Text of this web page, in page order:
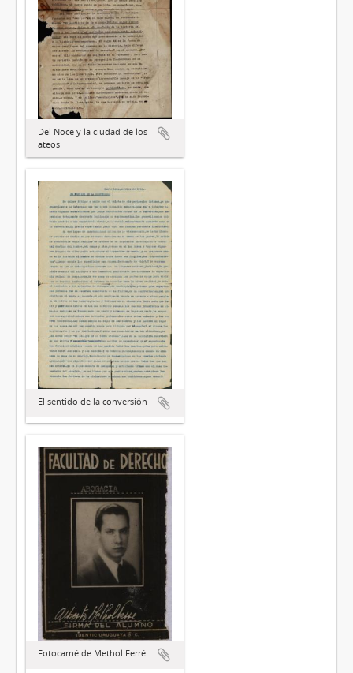
Del Noce y la ciudad de los
ateos
El sentido de la conversión
Fotocarné de Methol Ferré